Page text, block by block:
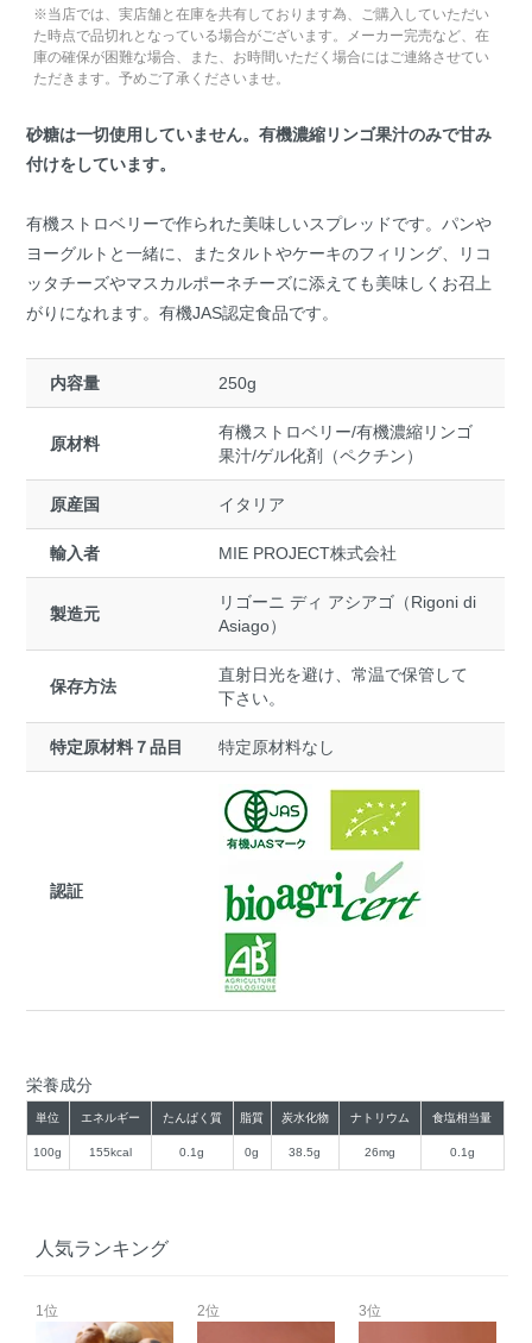
※当店では、実店舗と在庫を共有しております為、ご購入していただい
た時点で品切れとなっている場合がございます。メーカー完売など、在
庫の確保が困難な場合、また、お時間いただく場合にはご連絡させてい
ただきます。予めご了承くださいませ。
砂糖は一切使用していません。有機濃縮リンゴ果汁のみで甘み
付けをしています。
有機ストロベリーで作られた美味しいスプレッドです。パンや
ヨーグルトと一緒に、またタルトやケーキのフィリング、リコ
ッタチーズやマスカルポーネチーズに添えても美味しくお召上
がりになれます。有機JAS認定食品です。
内容量 250g
原材料
有機ストロベリー/有機濃縮リンゴ
果汁/ゲル化剤（ペクチン）
原産国 イタリア
輸入者 MIE PROJECT株式会社
製造元
リゴーニ ディ アシアゴ（Rigoni di
Asiago）
保存方法
直射日光を避け、常温で保管して
下さい。
特定原材料７品目 特定原材料なし
認証
栄養成分
単位 エネルギー たんぱく質 脂質 炭水化物 ナトリウム 食塩相当量
100g 155kcal 0.1g 0g 38.5g 26mg 0.1g
人気ランキング
1位 2位 3位